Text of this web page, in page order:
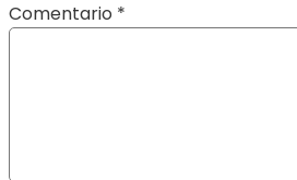
Comentario *